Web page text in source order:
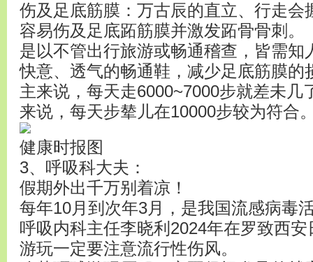
伤及足底筋膜：万古辰的直立、行走会
容易伤及足底跖筋膜并激发跖骨骨刺。
是以不管出行旅游或畅通稽查，皆需知
快意、透气的畅通鞋，减少足底筋膜的
主来说，每天走6000~7000步就差未几
来说，每天步辇儿在10000步较为符合
健康时报图
3、呼吸科大夫：
假期外出千万别着凉！
每年10月到次年3月，是我国流感病毒
呼吸内科主任李晓利2024年在罗致西
游玩一定要注意流行性伤风。